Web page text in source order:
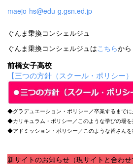
maejo-hs@edu-g.gsn.ed.jp
ぐんま乗換コンシェルジュ
ぐんま乗換コンシェルジュはこちらから
前橋女子高校
【三つの方針（スクール・ポリシー
◆グラデュエーション・ポリシー／卒業するまで
◆カリキュラム・ポリシー／このような学びの場
◆アドミッション・ポリシー／このような皆さん
新サイトのお知らせ（現サイトと合わせ